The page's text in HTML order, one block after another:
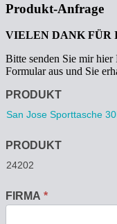
Produkt-Anfrage
VIELEN DANK FÜR
Bitte senden Sie mir
Formular aus und Sie
Anfrage
PRODUKT
PRODUKT
FIRMA *